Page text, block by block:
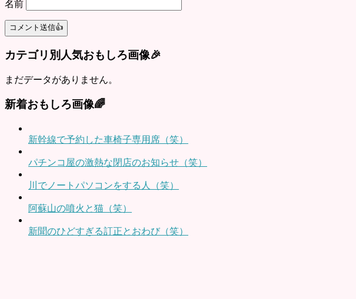
名前
カテゴリ別人気おもしろ画像🎉
まだデータがありません。
新着おもしろ画像🌈
新幹線で予約した車椅子専用席（笑）
パチンコ屋の激熱な閉店のお知らせ（笑）
川でノートパソコンをする人（笑）
阿蘇山の噴火と猫（笑）
新聞のひどすぎる訂正とおわび（笑）